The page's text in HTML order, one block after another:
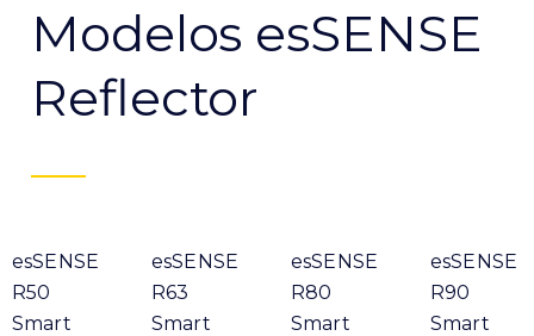
Modelos esSENSE
Reflector
esSENSE
R50
Smart
esSENSE
R63
Smart
esSENSE
R80
Smart
esSENSE
R90
Smart